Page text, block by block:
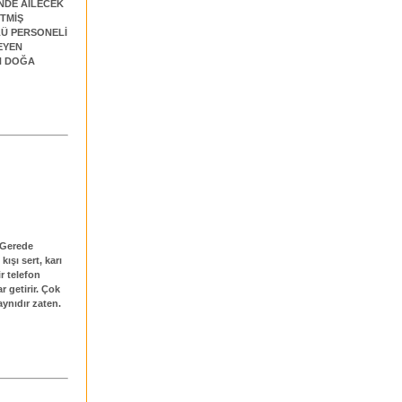
AİLECEK
PERSONELİ
DOĞA
sert, karı
telefon
getirir. Çok
zaten.